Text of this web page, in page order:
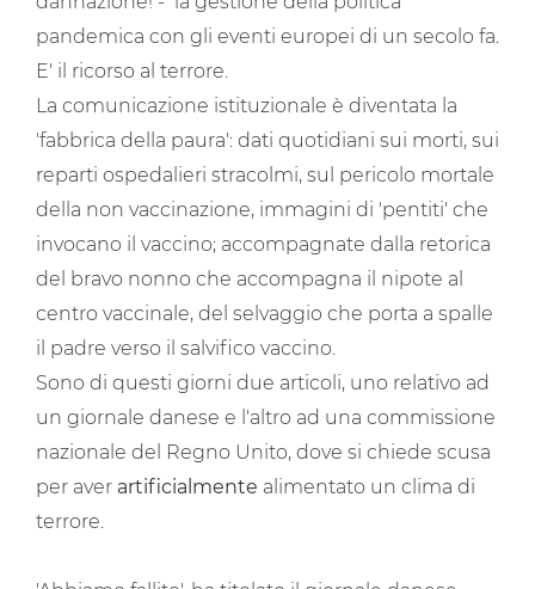
pandemica con gli eventi europei di un secolo fa.
E' il ricorso al terrore.
La comunicazione istituzionale è diventata la
'fabbrica della paura': dati quotidiani sui morti, sui
reparti ospedalieri stracolmi, sul pericolo mortale
della non vaccinazione, immagini di 'pentiti' che
invocano il vaccino; accompagnate dalla retorica
del bravo nonno che accompagna il nipote al
centro vaccinale, del selvaggio che porta a spalle
il padre verso il salvifico vaccino.
Sono di questi giorni due articoli, uno relativo ad
un giornale danese e l'altro ad una commissione
nazionale del Regno Unito, dove si chiede scusa
per aver artificialmente alimentato un clima di
terrore.